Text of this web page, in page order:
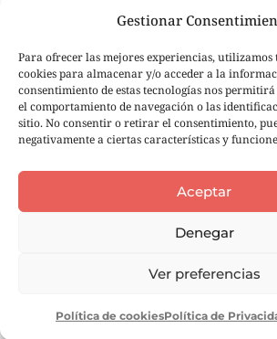
Gestionar
Para ofrecer las mejores experiencias, utilizamos
cookies para almacenar y/o acceder a la
consentimiento de estas tecnologías nos
el comportamiento de navegación o las
sitio. No consentir o retirar el consentimiento,
negativamente a ciertas características y
Aceptar
Denegar
Ver preferencias
Política de cookiesPolítica de
Mi Cuenta
Carrito de compra
Seguimiento de pedidos
© 2026 Ole tus huellas |Aviso Legal|